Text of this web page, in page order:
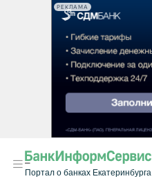
РЕКЛАМА
Портал о банках Екатеринбурга